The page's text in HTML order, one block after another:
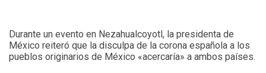
Durante un evento en Nezahualcoyotl, la presidenta de
México reiteró que la disculpa de la corona española a los
pueblos originarios de México «acercaría» a ambos países.